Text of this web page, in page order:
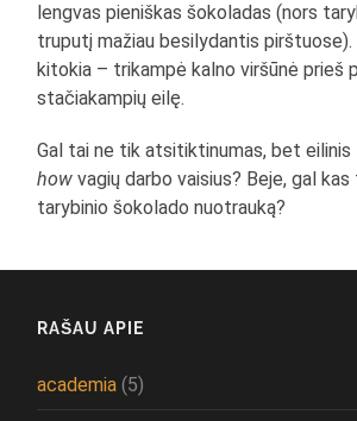
lengvas pieniškas šokoladas (nors
truputį mažiau besilydantis
kitokia – trikampė kalno viršūnė prieš
stačiakampių eilę.
Gal tai ne tik atsitiktinumas, bet
how vagių darbo vaisius? Beje, gal
tarybinio šokolado nuotrauką?
RAŠAU APIE
academia (5)